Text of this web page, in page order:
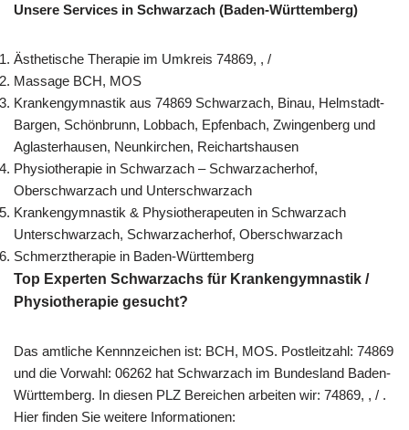
Unsere Services in Schwarzach (Baden-Württemberg)
Ästhetische Therapie im Umkreis 74869, , /
Massage BCH, MOS
Krankengymnastik aus 74869 Schwarzach, Binau, Helmstadt-
Bargen, Schönbrunn, Lobbach, Epfenbach, Zwingenberg und
Aglasterhausen, Neunkirchen, Reichartshausen
Physiotherapie in Schwarzach – Schwarzacherhof,
Oberschwarzach und Unterschwarzach
Krankengymnastik & Physiotherapeuten in Schwarzach
Unterschwarzach, Schwarzacherhof, Oberschwarzach
Schmerztherapie in Baden-Württemberg
Top Experten Schwarzachs für Krankengymnastik /
Physiotherapie gesucht?
Das amtliche Kennnzeichen ist: BCH, MOS. Postleitzahl: 74869
und die Vorwahl: 06262 hat Schwarzach im Bundesland Baden-
Württemberg. In diesen PLZ Bereichen arbeiten wir: 74869, , / .
Hier finden Sie weitere Informationen: